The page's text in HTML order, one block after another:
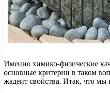
Именно химико-физические
основные критерии в таком
жадеит свойства. Итак, что мы